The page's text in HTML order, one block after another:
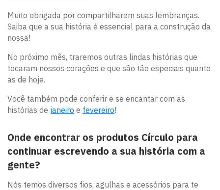
Muito obrigada por compartilharem suas lembranças.
Saiba que a sua história é essencial para a construção da
nossa!
No próximo mês, traremos outras lindas histórias que
tocaram nossos corações e que são tão especiais quanto
as de hoje.
Você também pode conferir e se encantar com as
histórias de janeiro e fevereiro!
Onde encontrar os produtos Círculo para
continuar escrevendo a sua história com a
gente?
Nós temos diversos fios, agulhas e acessórios para te